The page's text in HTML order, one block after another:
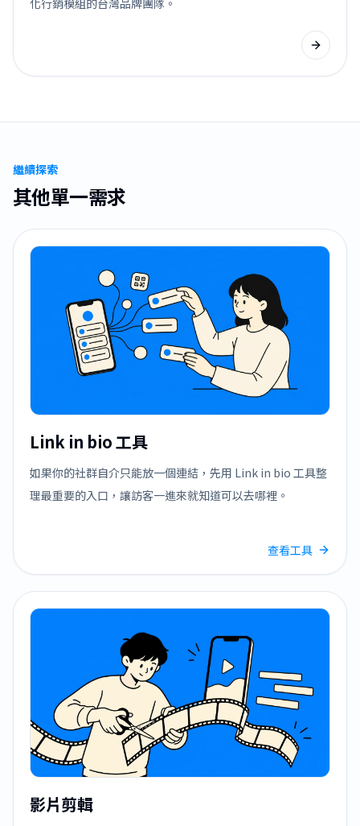
化行銷模組的台灣品牌團隊。
繼續探索
其他單一需求
Link in bio 工具
如果你的社群自介只能放一個連結，先用 Link in bio 工具整
理最重要的入口，讓訪客一進來就知道可以去哪裡。
查看工具
影片剪輯